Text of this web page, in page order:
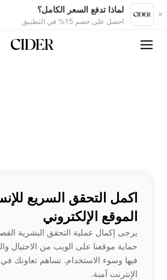
لماذا تدفع السعر الكامل؟
احصل على خصم 15% في التطبيق
اكمل التحقق السريع
الموقع الإلكتروني
يرجى إكمال عملية التحقق البشرية
حماية موقعنا على الويب من الاحتيال
فيها وسوء الاستخدام. تساهم تعاونك في
الإنترنت آمنة.